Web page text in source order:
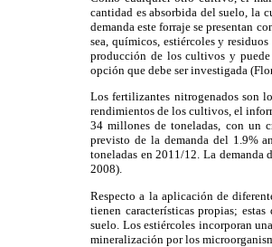
cantidad es absorbida del suelo, la
demanda este forraje se presentan
sea, químicos, estiércoles y
producción de los cultivos y
opción que debe ser investigada
Los fertilizantes nitrogenados son
rendimientos de los cultivos, el
34 millones de toneladas, con un
previsto de la demanda del 1.9%
toneladas en 2011/12. La demanda
2008).
Respecto a la aplicación de
tienen características propias;
suelo. Los estiércoles incorporan
mineralización por los